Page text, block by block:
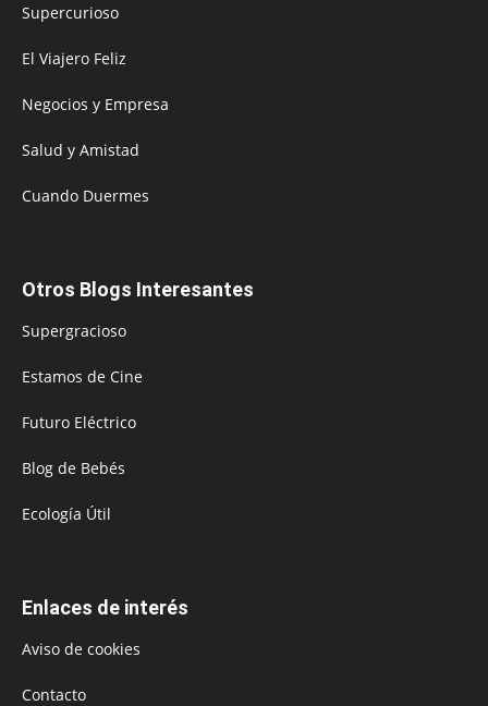
Supercurioso
El Viajero Feliz
Negocios y Empresa
Salud y Amistad
Cuando Duermes
Otros Blogs Interesantes
Supergracioso
Estamos de Cine
Futuro Eléctrico
Blog de Bebés
Ecología Útil
Enlaces de interés
Aviso de cookies
Contacto